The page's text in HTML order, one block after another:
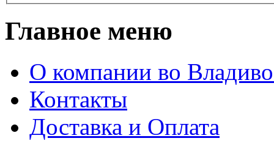
Главное меню
О компании во
Контакты
Доставка и Оплата